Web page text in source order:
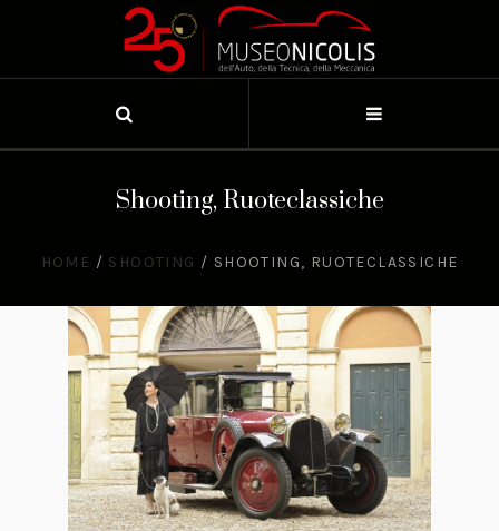
Shooting, Ruoteclassiche
HOME / SHOOTING / SHOOTING, RUOTECLASSICHE